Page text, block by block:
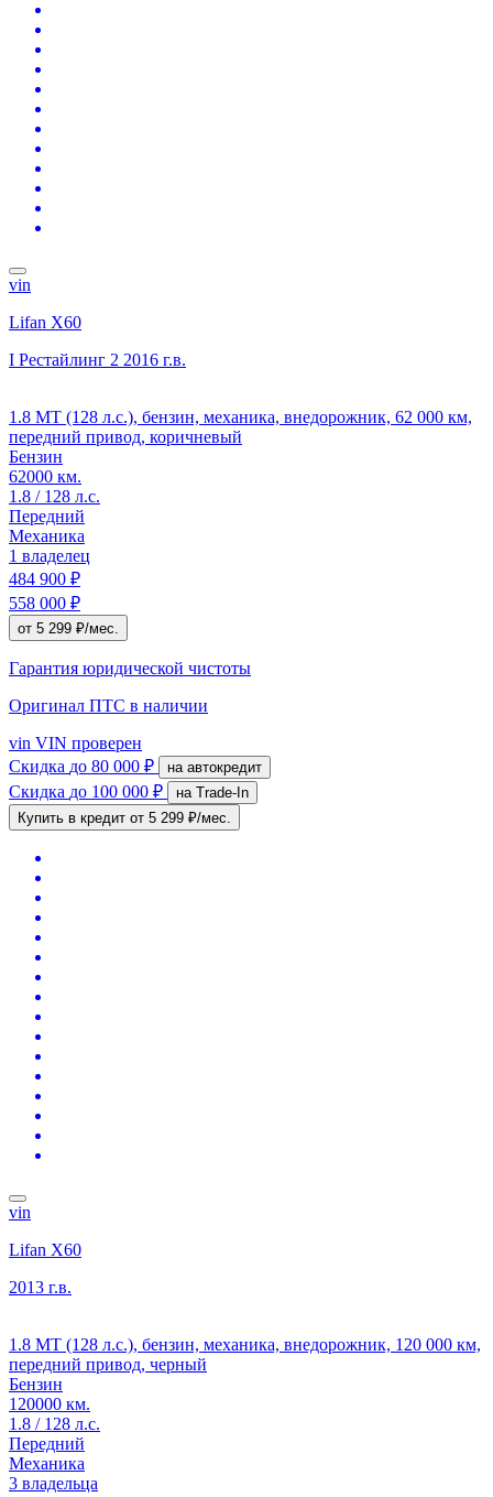
vin
Lifan X60
I Рестайлинг 2 2016 г.в.
1.8 MT (128 л.с.), бензин, механика, внедорожник, 62 000 км,
передний привод, коричневый
Бензин
62000 км.
1.8 / 128 л.с.
Передний
Механика
1 владелец
484 900 ₽
558 000 ₽
от 5 299 ₽/мес.
Гарантия юридической чистоты
Оригинал ПТС в наличии
vin VIN проверен
Скидка до 80 000 ₽ на автокредит
Скидка до 100 000 ₽
на Trade-In
Купить в кредит от 5 299 ₽/мес.
vin
Lifan X60
2013 г.в.
1.8 MT (128 л.с.), бензин, механика, внедорожник, 120 000 км,
передний привод, черный
Бензин
120000 км.
1.8 / 128 л.с.
Передний
Механика
3 владельца